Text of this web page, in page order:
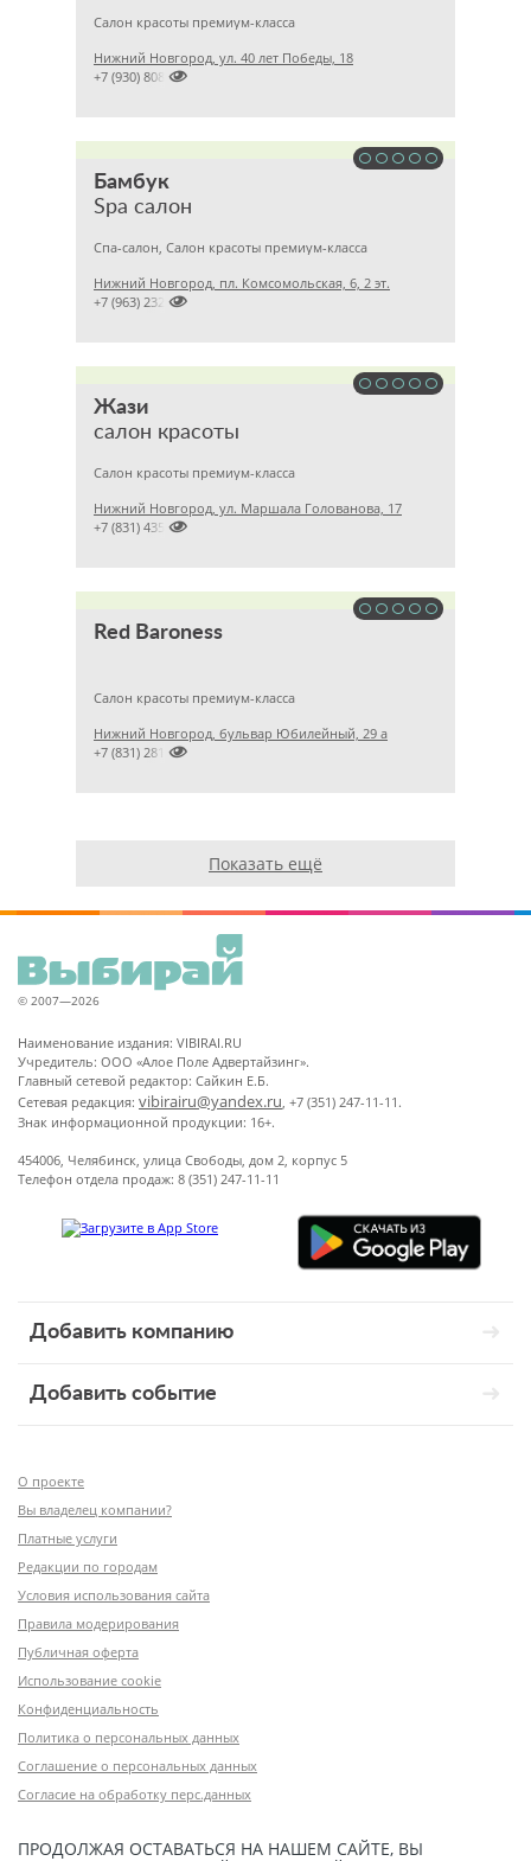
Салон красоты премиум-класса
Нижний Новгород, ул. 40 лет Победы, 18

+7 (930) 8080663
Бамбук
Spa салон
Спа-салон, Салон красоты премиум-класса
Нижний Новгород, пл. Комсомольская, 6, 2 эт.

+7 (963) 2329179
Жази
салон красоты
Салон красоты премиум-класса
Нижний Новгород, ул. Маршала Голованова, 17

+7 (831) 4354130
Red Baroness
Салон красоты премиум-класса
Нижний Новгород, бульвар Юбилейный, 29 а

+7 (831) 2812393
Показать ещё
© 2007—2026
Наименование издания: VIBIRAI.RU
Учредитель: ООО «Алое Поле Адвертайзинг».
Главный сетевой редактор: Сайкин Е.Б.
Сетевая редакция: vibirairu@yandex.ru, +7 (351) 247-11-11.
Знак информационной продукции: 16+.
454006, Челябинск, улица Свободы, дом 2, корпус 5
Телефон отдела продаж: 8 (351) 247-11-11
Добавить компанию
Добавить событие
О проекте
Вы владелец компании?
Платные услуги
Редакции по городам
Условия использования сайта
Правила модерирования
Публичная оферта
Использование cookie
Конфиденциальность
Политика о персональных данных
Соглашение о персональных данных
Согласие на обработку перс.данных
ПРОДОЛЖАЯ ОСТАВАТЬСЯ НА НАШЕМ САЙТЕ, ВЫ